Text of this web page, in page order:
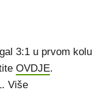
3:1 u prvom kolu
OVDJE.
Više